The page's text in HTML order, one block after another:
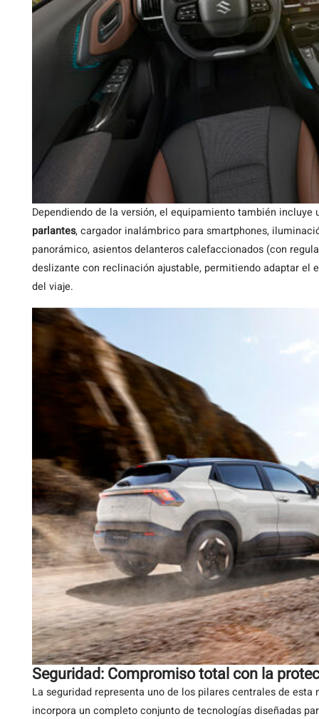
Dependiendo de la versión, el equipamiento también incluye
parlantes, cargador inalámbrico para smartphones,
panorámico, asientos delanteros calefaccionados (con
deslizante con reclinación ajustable, permitiendo adaptar el
del viaje.
Seguridad: Compromiso total con la
La seguridad representa uno de los pilares centrales de
incorpora un completo conjunto de tecnologías diseñadas